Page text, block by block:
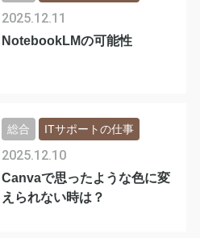
NotebookLMの可能性
2025.12.11
Canvaで思ったような色に変
えられない時は？
2025.12.10
総合 ITサポートの仕事